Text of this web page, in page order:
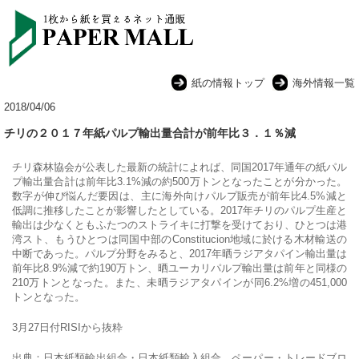
紙の情報トップ
海外情報一覧
2018/04/06
チリの２０１７年紙パルプ輸出量合計が前年比３．１％減
チリ森林協会が公表した最新の統計によれば、同国2017年通年の紙パル
プ輸出量合計は前年比3.1%減の約500万トンとなったことが分かった。
数字が伸び悩んだ要因は、主に海外向けパルプ販売が前年比4.5%減と
低調に推移したことが影響したとしている。2017年チリのパルプ生産と
輸出は少なくともふたつのストライキに打撃を受けており、ひとつは港
湾スト、もうひとつは同国中部のConstitucion地域に於ける木材輸送の
中断であった。パルプ分野をみると、2017年晒ラジアタパイン輸出量は
前年比8.9%減で約190万トン、晒ユーカリパルプ輸出量は前年と同様の
210万トンとなった。また、未晒ラジアタパインが同6.2%増の451,000
トンとなった。
3月27日付RISIから抜粋